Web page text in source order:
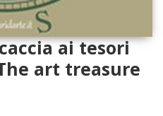
ai tesori
art treasure